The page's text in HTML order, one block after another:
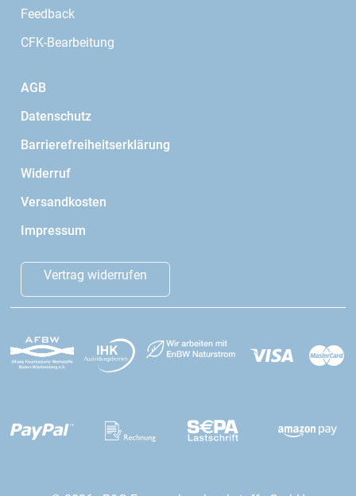
Feedback
CFK-Bearbeitung
AGB
Datenschutz
Barrierefreiheitserklärung
Widerruf
Versandkosten
Impressum
Vertrag widerrufen